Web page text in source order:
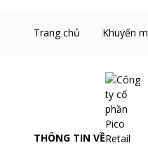
Trang chủ Khuyến
THÔNG TIN VỀ